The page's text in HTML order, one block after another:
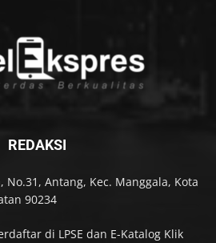
REDAKSI
No.31, Antang, Kec. Manggala, Kota
90234
di LPSE dan E-Katalog Klik